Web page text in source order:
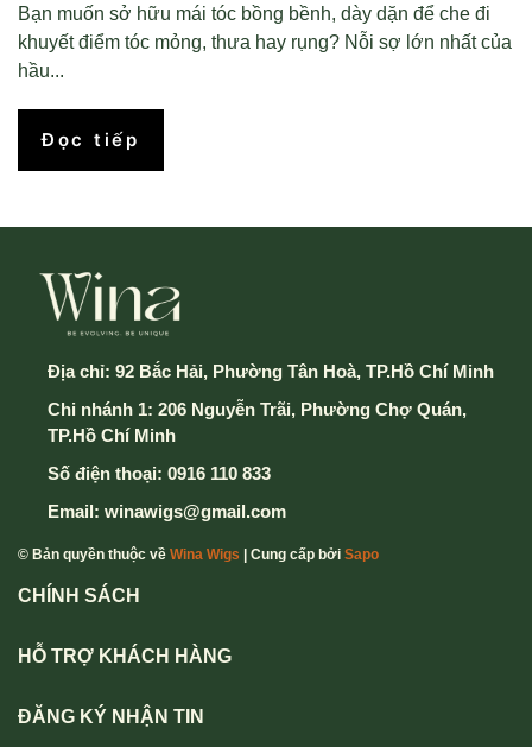
Bạn muốn sở hữu mái tóc bồng bềnh, dày dặn để che đi
khuyết điểm tóc mỏng, thưa hay rụng? Nỗi sợ lớn nhất của
hầu...
Đọc tiếp
Địa chỉ: 92 Bắc Hải, Phường Tân Hoà, TP.Hồ Chí Minh
Chi nhánh 1: 206 Nguyễn Trãi, Phường Chợ Quán,
TP.Hồ Chí Minh
Số điện thoại: 0916 110 833
Email: winawigs@gmail.com
© Bản quyền thuộc về Wina Wigs | Cung cấp bởi Sapo
CHÍNH SÁCH
HỖ TRỢ KHÁCH HÀNG
ĐĂNG KÝ NHẬN TIN